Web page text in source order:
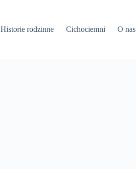
Historie rodzinne Cichociemni O nas